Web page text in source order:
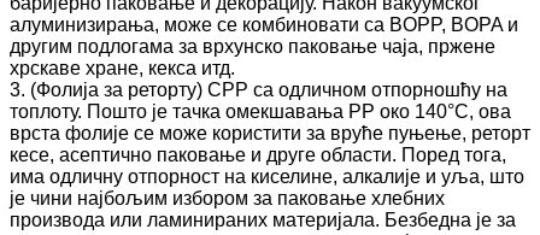
алуминизирања, може се комбиновати са BOPP, BOPA и
другим подлогама за врхунско паковање чаја, пржене
хрскаве хране, кекса итд.
3. (Фолија за реторту) CPP са одличном отпорношћу на
топлоту. Пошто је тачка омекшавања PP око 140°C, ова
врста фолије се може користити за вруће пуњење, реторт
кесе, асептично паковање и друге области. Поред тога,
има одличну отпорност на киселине, алкалије и уља, што
је чини најбољим избором за паковање хлебних
производа или ламинираних материјала. Безбедна је за